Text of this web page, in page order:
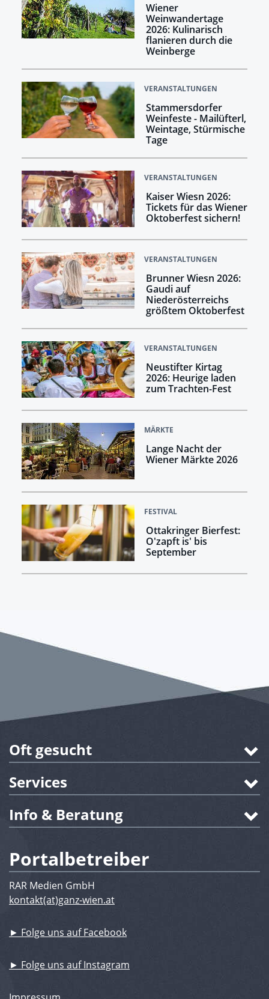
Wiener
Weinwandertage
2026: Kulinarisch
flanieren durch die
Weinberge
VERANSTALTUNGEN
Stammersdorfer
Weinfeste - Mailüfterl,
Weintage, Stürmische
Tage
VERANSTALTUNGEN
Kaiser Wiesn 2026:
Tickets für das Wiener
Oktoberfest sichern!
VERANSTALTUNGEN
Brunner Wiesn 2026:
Gaudi auf
Niederösterreichs
größtem Oktoberfest
VERANSTALTUNGEN
Neustifter Kirtag
2026: Heurige laden
zum Trachten-Fest
MÄRKTE
Lange Nacht der
Wiener Märkte 2026
FESTIVAL
Ottakringer Bierfest:
O'zapft is' bis
September
Oft gesucht
Services
Info & Beratung
Portalbetreiber
RAR Medien GmbH
kontakt(at)ganz-wien.at
► Folge uns auf Facebook
► Folge uns auf Instagram